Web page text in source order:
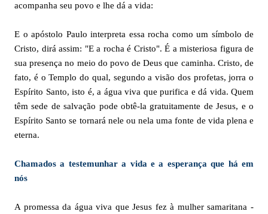
acompanha seu povo e lhe dá a vida:
E o apóstolo Paulo interpreta essa rocha como um símbolo de
Cristo, dirá assim: "E a rocha é Cristo". É a misteriosa figura de
sua presença no meio do povo de Deus que caminha. Cristo, de
fato, é o Templo do qual, segundo a visão dos profetas, jorra o
Espírito Santo, isto é, a água viva que purifica e dá vida. Quem
têm sede de salvação pode obtê-la gratuitamente de Jesus, e o
Espírito Santo se tornará nele ou nela uma fonte de vida plena e
eterna.
Chamados a testemunhar a vida e a esperança que há em
nós
A promessa da água viva que Jesus fez à mulher samaritana -